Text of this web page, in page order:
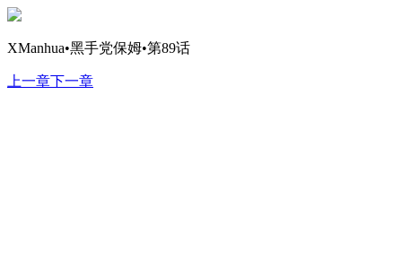
XManhua•黑手党保姆•第89话
上一章下一章